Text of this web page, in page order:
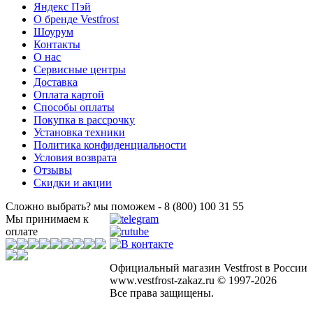
Яндекс Пэй
О бренде Vestfrost
Шоурум
Контакты
О нас
Сервисные центры
Доставка
Оплата картой
Способы оплаты
Покупка в рассрочку
Установка техники
Политика конфиденциальности
Условия возврата
Отзывы
Скидки и акции
Сложно выбрать? мы поможем - 8 (800) 100 31 55
Официальный магазин Vestfrost в России
www.vestfrost-zakaz.ru © 1997-2026
Все права защищены.
Мы принимаем к
оплате